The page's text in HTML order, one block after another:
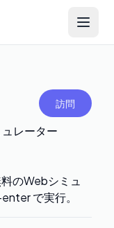
Open
訪問
レーター
のWebシミュ
で実行。